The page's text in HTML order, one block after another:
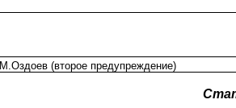
М.Оздоев (второе предупреждение)